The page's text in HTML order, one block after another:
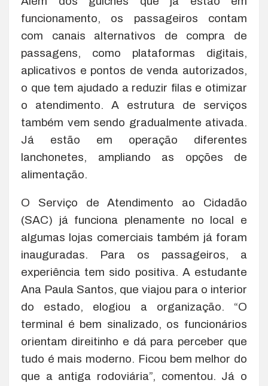
funcionamento, os passageiros contam
com canais alternativos de compra de
passagens, como plataformas digitais,
aplicativos e pontos de venda autorizados,
o que tem ajudado a reduzir filas e otimizar
o atendimento. A estrutura de serviços
também vem sendo gradualmente ativada.
Já estão em operação diferentes
lanchonetes, ampliando as opções de
alimentação.
O Serviço de Atendimento ao Cidadão
(SAC) já funciona plenamente no local e
algumas lojas comerciais também já foram
inauguradas. Para os passageiros, a
experiência tem sido positiva. A estudante
Ana Paula Santos, que viajou para o interior
do estado, elogiou a organização. “O
terminal é bem sinalizado, os funcionários
orientam direitinho e dá para perceber que
tudo é mais moderno. Ficou bem melhor do
que a antiga rodoviária”, comentou. Já o